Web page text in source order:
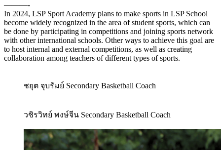
———-
In 2024, LSP Sport Academy plans to make sports in LSP School
become widely recognized in the area of student sports, which can
be done by participating in competitions and joining sports network
with other international schools. Other ways to achieve this goal are
to host internal and external competitions, as well as creating
collaboration among teachers of different types of sports.
ชยุต จุบรัมย์ Secondary Basketball Coach
วชิรวิทย์ พงษ์จีน Secondary Basketball Coach